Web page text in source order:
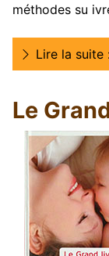
méthodes su
Lire la suite
Le